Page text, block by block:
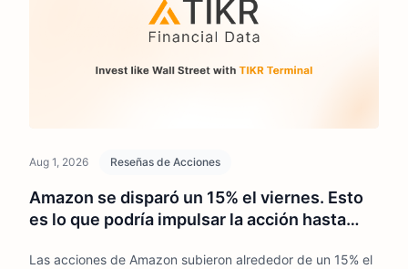
Aug 1, 2026 Reseñas de Acciones
Amazon se disparó un 15% el viernes. Esto
es lo que podría impulsar la acción hasta
Las acciones de Amazon subieron alrededor de un 15% el